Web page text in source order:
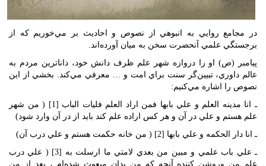
در مجامع روايي به انبوهي از نصوص و احاديث بر مي‌خوريم كه از
برجستگي علمي آنحضرت سخن به ميان آورده‌اند.
پيامبر (ص) او را دروازه شهر علم ظرف دانش خود، داناترين مردم به
عالم داوري، تبيين‌گر سنت براي امت و … معرفي مي‌كند. بخشي از اين
نصوص را اشاره مي‌كنيم:
ـ انا مدينه العلم و علي بابها فمن اراد العلم فليات الباب [1] ( من شهر
علم هستم و علي در آن و هر كس اراده علم كند بايد از در آن وارد شود)
ـ انا دار الحكمه و علي بابها [2] ( من خانه حكمت هستم و علي درب آن)
ـ علي باب علمي و مبين من بعدي لامتي ما ارسلت به [3] ( علي درب
علم من وروشن كننده آنچه كه من بدان مبعوث شده‌ام ، بعد از من